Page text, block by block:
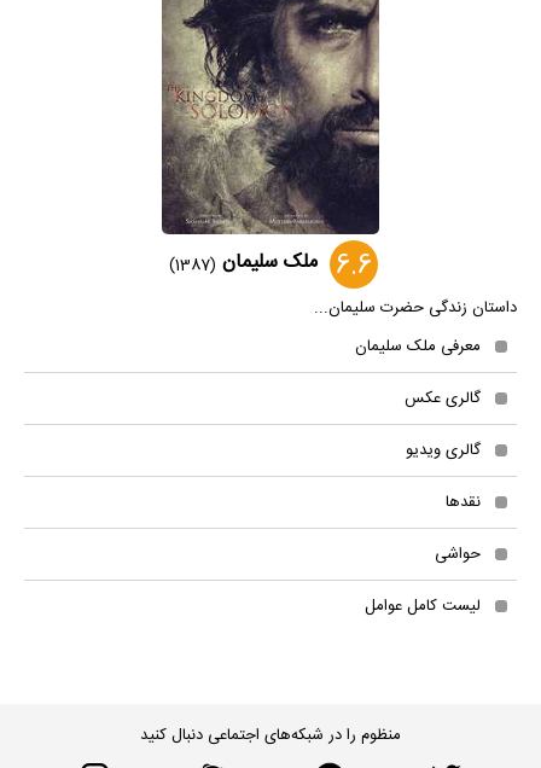
6.6 ملک سلیمان (1387)
داستان زندگی حضرت سلیمان...
معرفی ملک سلیمان
گالری عکس
گالری ویدیو
نقدها
حواشی
لیست کامل عوامل
منظوم را در شبکه‌های اجتماعی دنبال کنید